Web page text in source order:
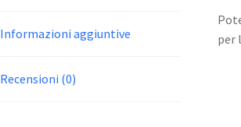
Informazioni aggiuntive
Recensioni (0)
per